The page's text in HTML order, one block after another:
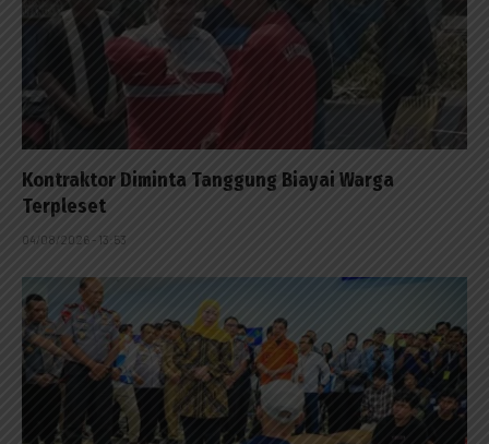
Kontraktor Diminta Tanggung Biayai Warga
Terpleset
04/08/2026 - 13:53